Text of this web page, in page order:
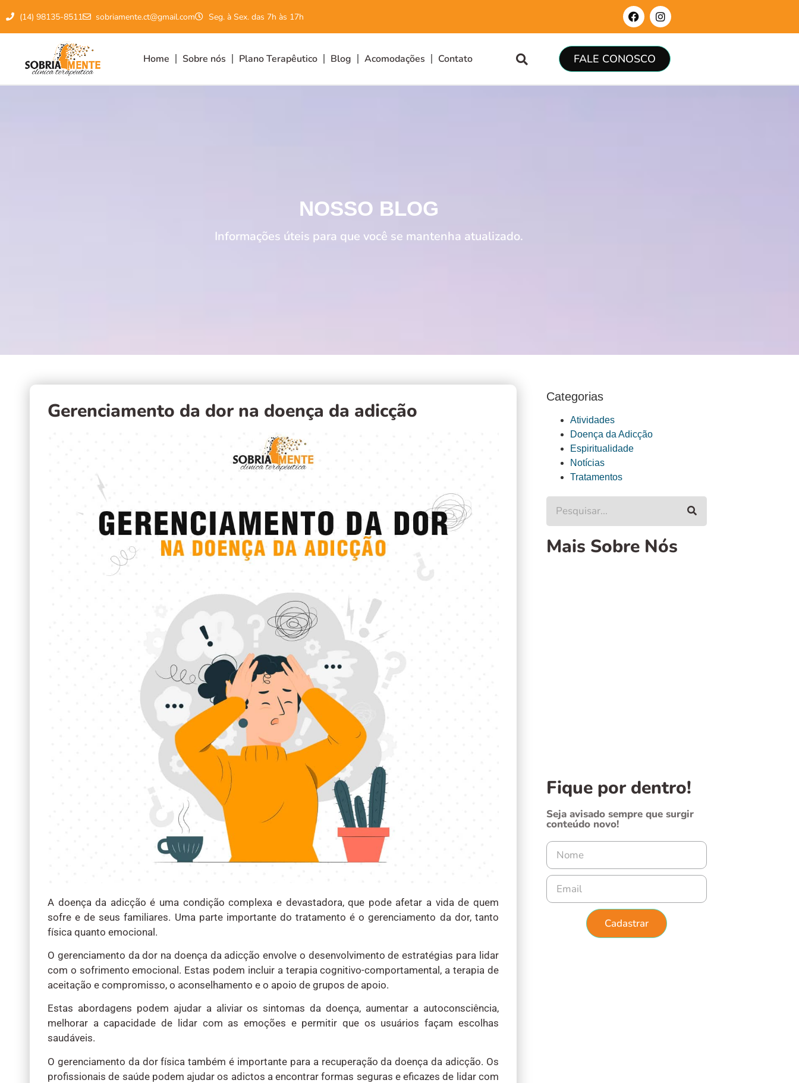
(14) 98135-8511 sobriamente.ct@gmail.com Seg. à Sex. das 7h às 17h
Home Sobre nós Plano Terapêutico Blog Acomodações Contato FALE CONOSCO
NOSSO BLOG
Informações úteis para que você se mantenha atualizado.
Gerenciamento da dor na doença da adicção
A doença da adicção é uma condição complexa e devastadora, que pode afetar a vida de quem
sofre e de seus familiares. Uma parte importante do tratamento é o gerenciamento da dor, tanto
física quanto emocional.
O gerenciamento da dor na doença da adicção envolve o desenvolvimento de estratégias para lidar
com o sofrimento emocional. Estas podem incluir a terapia cognitivo-comportamental, a terapia de
aceitação e compromisso, o aconselhamento e o apoio de grupos de apoio.
Estas abordagens podem ajudar a aliviar os sintomas da doença, aumentar a autoconsciência,
melhorar a capacidade de lidar com as emoções e permitir que os usuários façam escolhas
saudáveis.
O gerenciamento da dor física também é importante para a recuperação da doença da adicção. Os
profissionais de saúde podem ajudar os adictos a encontrar formas seguras e eficazes de lidar com
Categorias
Atividades
Doença da Adicção
Espiritualidade
Notícias
Tratamentos
Mais Sobre Nós
Fique por dentro!
Seja avisado sempre que surgir
conteúdo novo!
Cadastrar